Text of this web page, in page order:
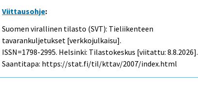
Viittausohje:
Suomen virallinen tilasto (SVT): Tieliikenteen
tavarankuljetukset [verkkojulkaisu].
ISSN=1798-2995. Helsinki: Tilastokeskus [viitattu: 8.8.2026].
Saantitapa: https://stat.fi/til/kttav/2007/index.html